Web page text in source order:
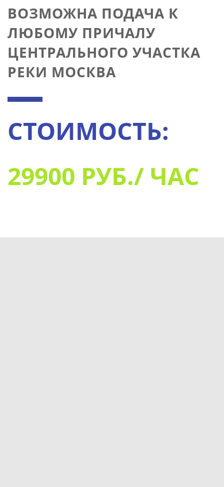
ВОЗМОЖНА ПОДАЧА К
ЛЮБОМУ ПРИЧАЛУ
ЦЕНТРАЛЬНОГО УЧАСТКА
РЕКИ МОСКВА
СТОИМОСТЬ:
29900 РУБ./ ЧАС